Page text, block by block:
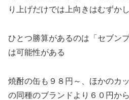
り上げだけでは上向きはむずか
ひとつ勝算があるのは「セブン
は可能性がある
焼酎の缶も９８円～、ほかのカ
の同種のブランドより６０円か